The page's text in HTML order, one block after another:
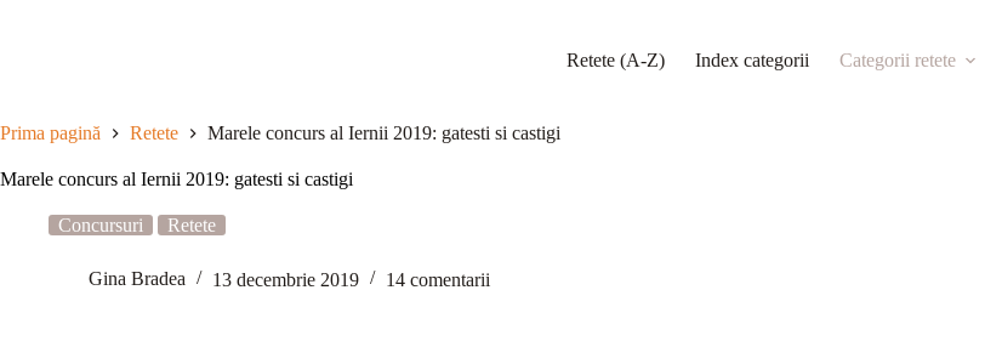
Retete (A-Z) Index categorii Categorii retete
Prima pagină Retete Marele concurs al Iernii 2019: gatesti si castigi
Marele concurs al Iernii 2019: gatesti si castigi
Concursuri Retete
Gina Bradea 13 decembrie 2019 14 comentarii